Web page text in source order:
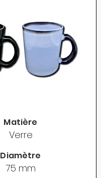
Matière
Verre
Diamètre
75 mm